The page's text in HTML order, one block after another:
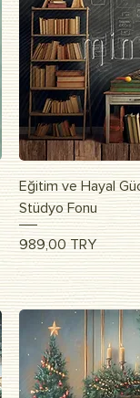
Eğitim ve Hayal
Stüdyo Fonu
Цена
989,00 TRY